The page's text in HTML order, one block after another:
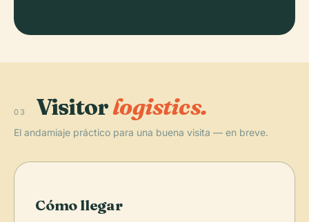
03 Visitorlogistics.
El andamiaje práctico para una buena visita — en breve.
Cómo llegar